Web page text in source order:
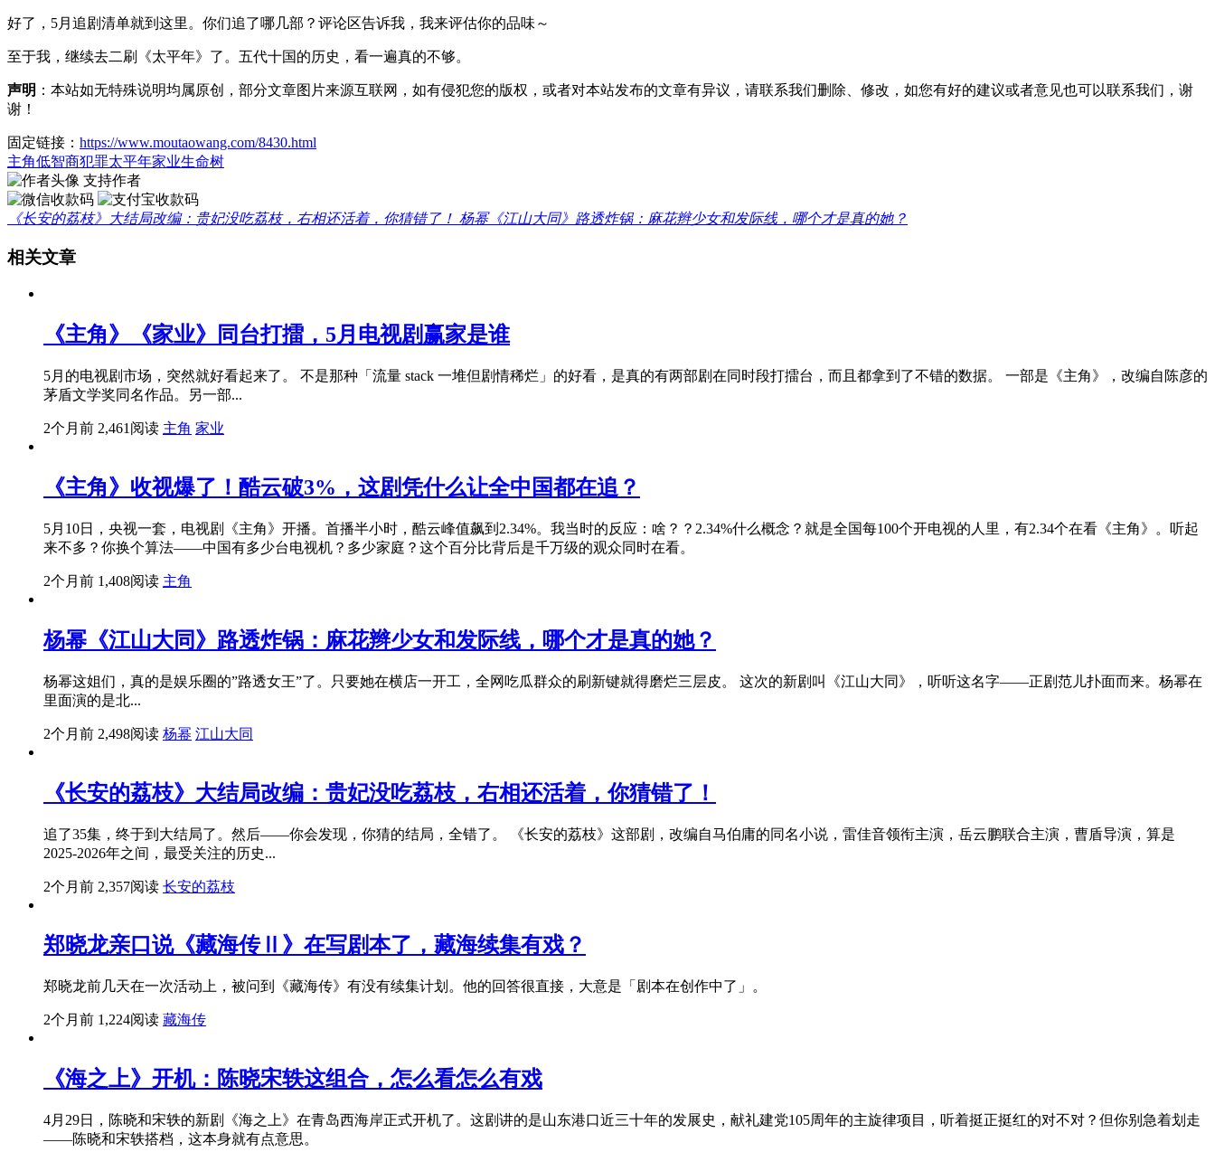
好了，5月追剧清单就到这里。你们追了哪几部？评论区告诉我，我来评估你的品味～
至于我，继续去二刷《太平年》了。五代十国的历史，看一遍真的不够。
声明 ：本站如无特殊说明均属原创，部分文章图片来源互联网，如有侵犯您的版权，或者对本站发布的文章有异议，请联系我们删除、修改，如您有好的建议或者意见也可以联系我们，谢
谢！
固定链接： https://www.moutaowang.com/8430.html
主角低智商犯罪太平年家业生命树
支持作者
《长安的荔枝》大结局改编：贵妃没吃荔枝，右相还活着，你猜错了！ 杨幂《江山大同》路透炸锅：麻花辫少女和发际线，哪个才是真的她？
相关文章
《主角》《家业》同台打擂，5月电视剧赢家是谁
5月的电视剧市场，突然就好看起来了。 不是那种「流量 stack 一堆但剧情稀烂」的好看，是真的有两部剧在同时段打擂台，而且都拿到了不错的数据。 一部是《主角》，改编自陈彦的
茅盾文学奖同名作品。另一部...
2个月前 2,461阅读 主角 家业
《主角》收视爆了！酷云破3%，这剧凭什么让全中国都在追？
5月10日，央视一套，电视剧《主角》开播。首播半小时，酷云峰值飙到2.34%。我当时的反应：啥？？2.34%什么概念？就是全国每100个开电视的人里，有2.34个在看《主角》。听起
来不多？你换个算法——中国有多少台电视机？多少家庭？这个百分比背后是千万级的观众同时在看。
2个月前 1,408阅读 主角
杨幂《江山大同》路透炸锅：麻花辫少女和发际线，哪个才是真的她？
杨幂这姐们，真的是娱乐圈的”路透女王”了。只要她在横店一开工，全网吃瓜群众的刷新键就得磨烂三层皮。 这次的新剧叫《江山大同》，听听这名字——正剧范儿扑面而来。杨幂在
里面演的是北...
2个月前 2,498阅读 杨幂 江山大同
《长安的荔枝》大结局改编：贵妃没吃荔枝，右相还活着，你猜错了！
追了35集，终于到大结局了。然后——你会发现，你猜的结局，全错了。 《长安的荔枝》这部剧，改编自马伯庸的同名小说，雷佳音领衔主演，岳云鹏联合主演，曹盾导演，算是
2025-2026年之间，最受关注的历史...
2个月前 2,357阅读 长安的荔枝
郑晓龙亲口说《藏海传Ⅱ》在写剧本了，藏海续集有戏？
郑晓龙前几天在一次活动上，被问到《藏海传》有没有续集计划。他的回答很直接，大意是「剧本在创作中了」。
2个月前 1,224阅读 藏海传
《海之上》开机：陈晓宋轶这组合，怎么看怎么有戏
4月29日，陈晓和宋轶的新剧《海之上》在青岛西海岸正式开机了。这剧讲的是山东港口近三十年的发展史，献礼建党105周年的主旋律项目，听着挺正挺红的对不对？但你别急着划走
——陈晓和宋轶搭档，这本身就有点意思。